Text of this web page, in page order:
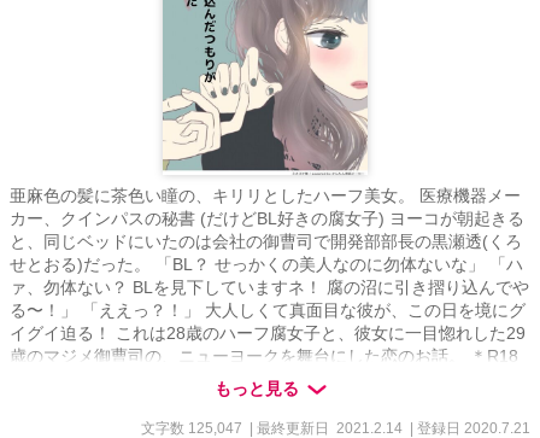
亜麻色の髪に茶色い瞳の、キリリとしたハーフ美女。 医療機器メー
カー、クインパスの秘書 (だけどBL好きの腐女子) ヨーコが朝起きる
と、同じベッドにいたのは会社の御曹司で開発部部長の黒瀬透(くろ
せとおる)だった。 「BL？ せっかくの美人なのに勿体ないな」 「ハ
ァ、勿体ない？ BLを見下していますネ！ 腐の沼に引き摺り込んでや
る〜！」 「ええっ？！」 大人しくて真面目な彼が、この日を境にグ
イグイ迫る！ これは28歳のハーフ腐女子と、彼女に一目惚れした29
歳のマジメ御曹司の、ニューヨークを舞台にした恋のお話。 ＊R18
です。該当シーンのあるお話には＊が付きます。 ＊イラストはミカ
もっと見る
文字数 125,047 | 最終更新日 2021.2.14 | 登録日 2020.7.21